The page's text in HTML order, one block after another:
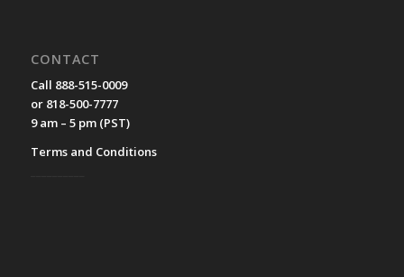
CONTACT
Call 888-515-0009
or 818-500-7777
9 am – 5 pm (PST)
Terms and Conditions